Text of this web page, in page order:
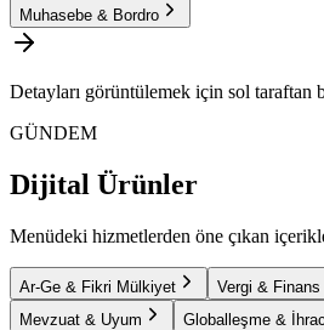
Muhasebe & Bordro
Detayları görüntülemek için sol taraftan
GÜNDEM
Dijital Ürünler
Menüdeki hizmetlerden öne çıkan
Ar-Ge & Fikri Mülkiyet Vergi & Finans
Mevzuat & Uyum
Globalleşme &